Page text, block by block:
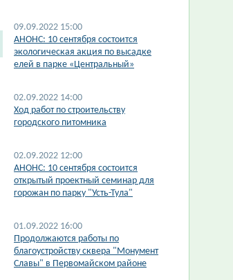
09.09.2022 15:00
АНОНС: 10 сентября состоится
экологическая акция по высадке
елей в парке «Центральный»
02.09.2022 14:00
Ход работ по строительству
городского питомника
02.09.2022 12:00
АНОНС: 10 сентября состоится
открытый проектный семинар для
горожан по парку "Усть-Тула"
01.09.2022 16:00
Продолжаются работы по
благоустройству сквера "Монумент
Славы" в Первомайском районе